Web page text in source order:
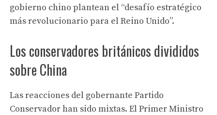
gobierno chino plantean el “desafío estratégico
más revolucionario para el Reino Unido”.
Los conservadores británicos divididos
sobre China
Las reacciones del gobernante Partido
Conservador han sido mixtas. El Primer Ministro